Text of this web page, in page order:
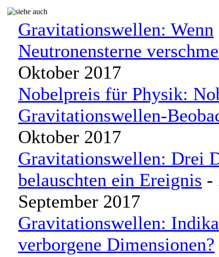
Gravitationswellen: Wenn
Neutronensterne
Oktober 2017
Nobelpreis für Physik:
Gravitationswellen-
Oktober 2017
Gravitationswellen: Drei
belauschten ein Ereignis -
September 2017
Gravitationswellen:
verborgene Dimensionen?